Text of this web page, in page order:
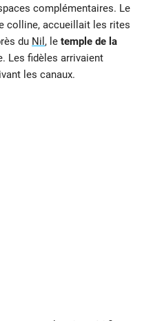
complémentaires. Le
colline, accueillait les rites
du Nil , le temple de la
Les fidèles arrivaient
les canaux.